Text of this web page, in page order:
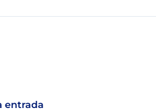
entrada